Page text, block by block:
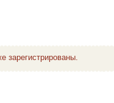
зарегистрированы.